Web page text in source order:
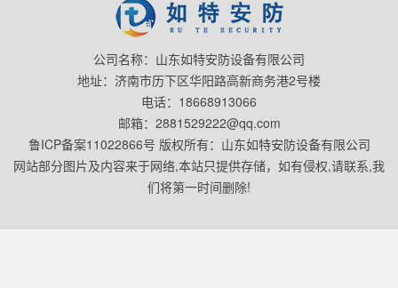
公司名称：山东如特安防设备有限公司
地址：济南市历下区华阳路高新商务港2号楼
电话：18668913066
邮箱：2881529222@qq.com
鲁ICP备案11022866号 版权所有：山东如特安防设备有限公司
网站部分图片及内容来于网络,本站只提供存储，如有侵权,请联系,我
们将第一时间删除!